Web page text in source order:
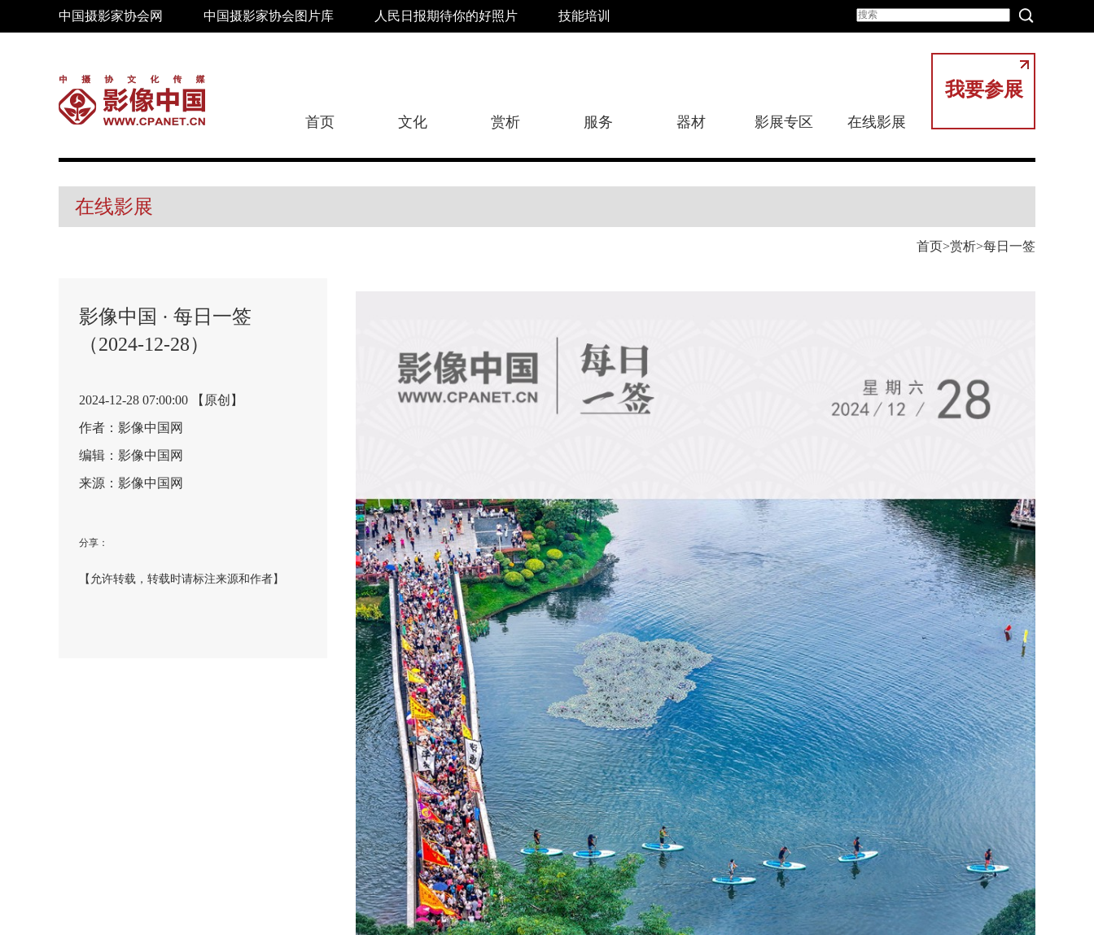
中国摄影家协会网 中国摄影家协会图片库 人民日报期待你的好照片 技能培训
我要参展
首页 文化 赏析 服务 器材 影展专区 在线影展
在线影展
首页 赏析 每日一签
影像中国 · 每日一签
（2024-12-28）
2024-12-28 07:00:00 【原创】
作者：影像中国网
编辑：影像中国网
来源：影像中国网
分享：
【允许转载，转载时请标注来源和作者】